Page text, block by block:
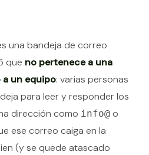
artículo
una bandeja de correo
que no pertenece a una
un equipo: varias personas
para leer y responder los
dirección como info@ o
ese correo caiga en la
(y se quede atascado